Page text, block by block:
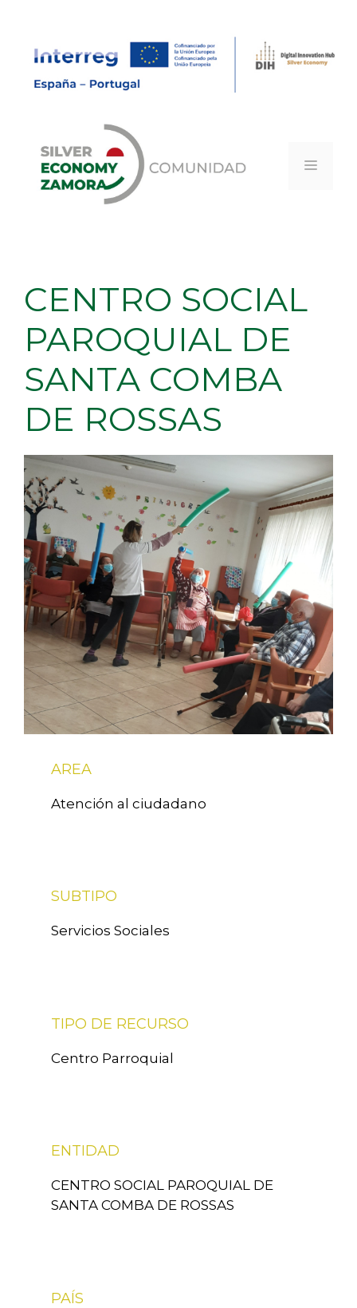
contenido
MENÚ
CENTRO SOCIAL
PAROQUIAL DE
SANTA COMBA
DE ROSSAS
AREA
Atención al ciudadano
SUBTIPO
Servicios Sociales
TIPO DE RECURSO
Centro Parroquial
ENTIDAD
CENTRO SOCIAL PAROQUIAL DE
SANTA COMBA DE ROSSAS
PAÍS